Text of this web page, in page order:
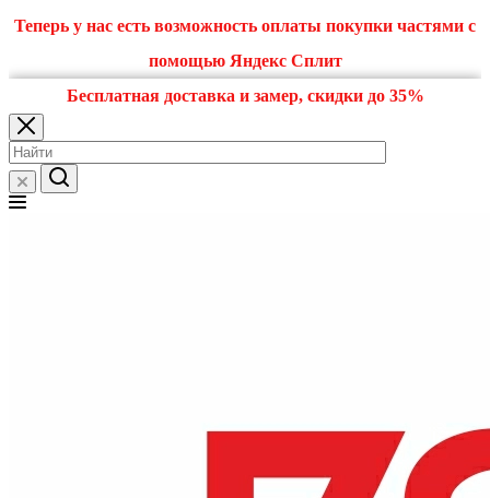
Теперь у нас есть возможность оплаты покупки частями с
помощью Яндекс Сплит
Бесплатная доставка и замер, скидки до 35%